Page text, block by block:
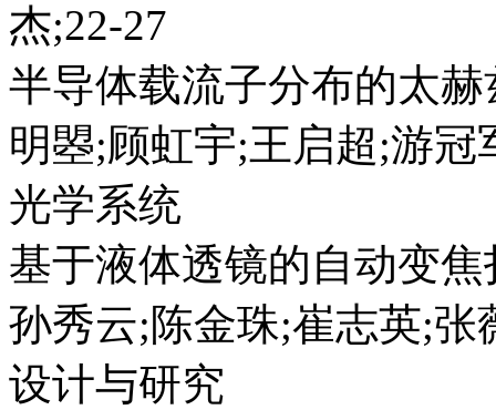
杰;22-27
半导体载流子分布的太
明曌;顾虹宇;王启超;游冠
光学系统
基于液体透镜的自动变
孙秀云;陈金珠;崔志英;张
设计与研究